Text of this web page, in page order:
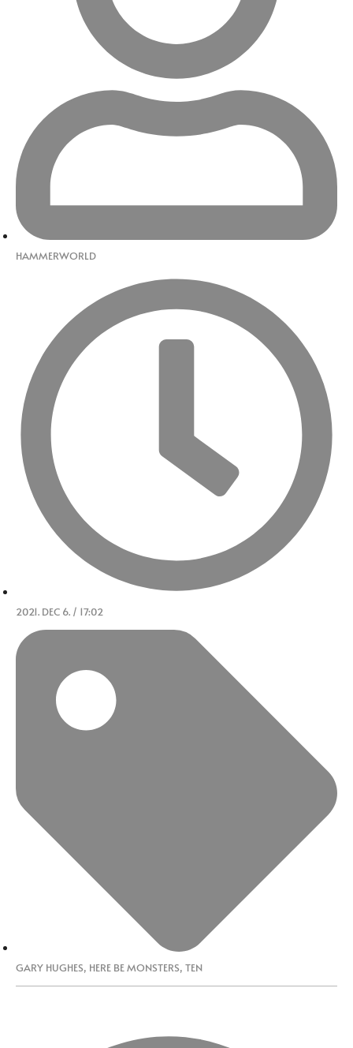
HAMMERWORLD
2021. DEC 6. / 17:02
GARY HUGHES, HERE BE MONSTERS, TEN